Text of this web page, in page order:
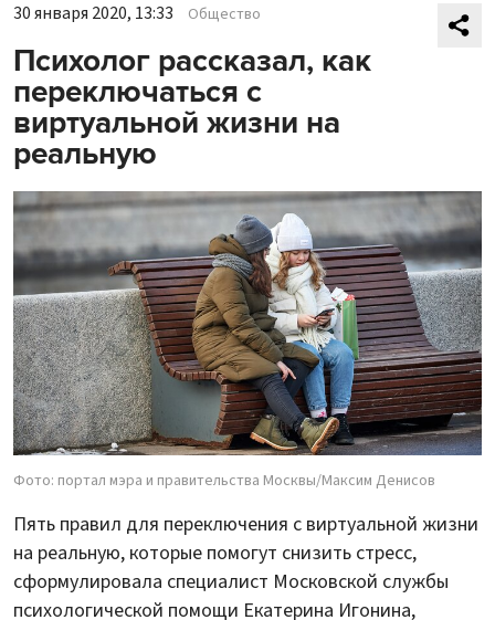
30 января 2020, 13:33 Общество
Психолог рассказал, как
переключаться с
виртуальной жизни на
реальную
Фото: портал мэра и правительства Москвы/Максим Денисов
Пять правил для переключения с виртуальной жизни
на реальную, которые помогут снизить стресс,
сформулировала специалист Московской службы
психологической помощи Екатерина Игонина,